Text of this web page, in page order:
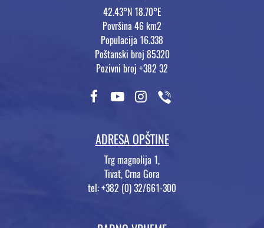
42.43°N 18.70°E
Površina 46 km2
Populacija 16.338
Poštanski broj 85320
Pozivni broj +382 32
ADRESA OPŠTINE
Trg magnolija 1,
Tivat, Crna Gora
tel: +382 (0) 32/661-300